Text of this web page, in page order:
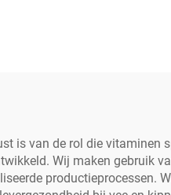
is van de rol die vitaminen
Wij maken gebruik
productieprocessen.